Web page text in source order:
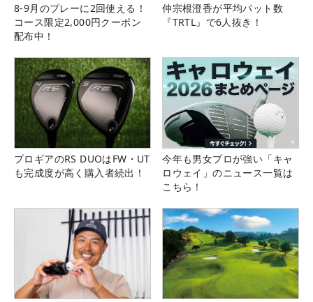
8-9月のプレーに2回使える！
コース限定2,000円クーポン
配布中！
仲宗根澄香が平均パット数
『TRTL』で6人抜き！
プロギアのRS DUOはFW・UT
も完成度が高く購入者続出！
今年も男女プロが強い「キャ
ロウェイ」のニュース一覧は
こちら！